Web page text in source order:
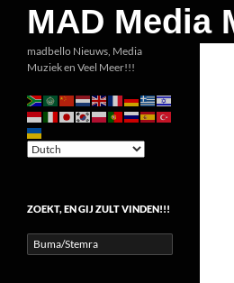
inhoud
MAD Media
Zoeken
madbello Nieuws, Media
Muziek en Veel Meer!!!
ZOEKT, EN GIJ ZULT VINDEN!!!
Zoeken
naar: